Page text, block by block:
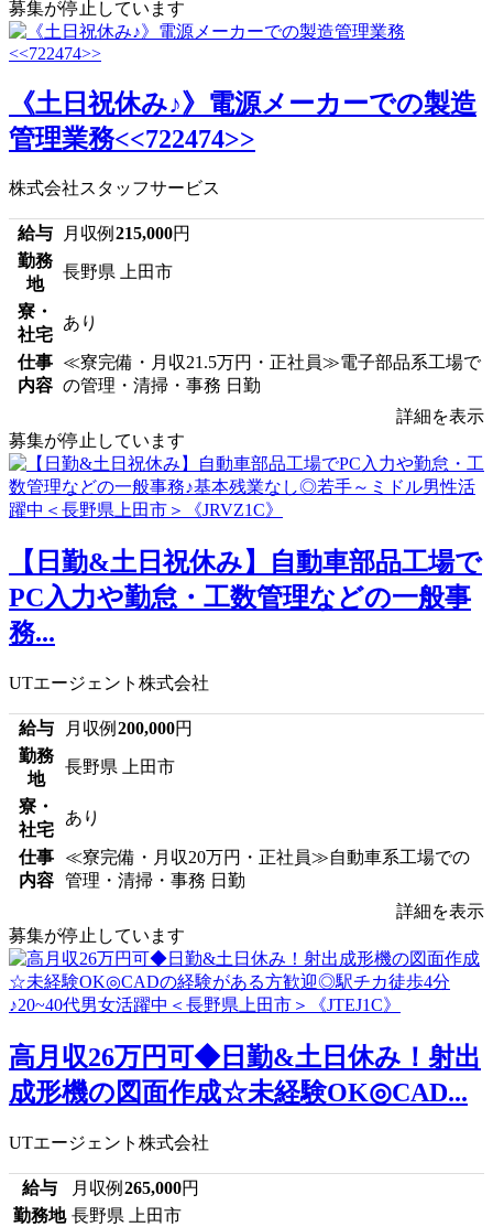
募集が停止しています
《土日祝休み♪》電源メーカーでの製造
管理業務<<722474>>
株式会社スタッフサービス
給与 月収例 215,000円
勤務
地
長野県 上田市
寮・
社宅
あり
仕事
内容
≪寮完備・月収21.5万円・正社員≫電子部品系工場で
の管理・清掃・事務 日勤
詳細を表示
募集が停止しています
【日勤&土日祝休み】自動車部品工場で
PC入力や勤怠・工数管理などの一般事
務...
UTエージェント株式会社
給与 月収例 200,000円
勤務
地
長野県 上田市
寮・
社宅
あり
仕事
内容
≪寮完備・月収20万円・正社員≫自動車系工場での
管理・清掃・事務 日勤
詳細を表示
募集が停止しています
高月収26万円可◆日勤&土日休み！射出
成形機の図面作成☆未経験OK◎CAD...
UTエージェント株式会社
給与 月収例 265,000円
勤務地 長野県 上田市